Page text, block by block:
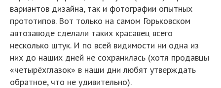
вариантов дизайна, так и фотографии опытных
прототипов. Вот только на самом Горьковском
автозаводе сделали таких красавец всего
несколько штук. И по всей видимости ни одна из
них до наших дней не сохранилась (хотя продавцы
«четырёхглазок» в наши дни любят утверждать
обратное, что не удивительно).